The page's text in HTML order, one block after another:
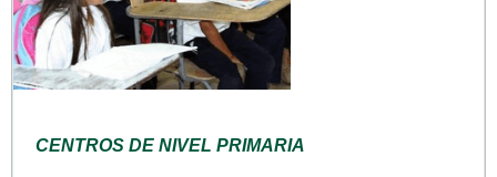
CENTROS DE NIVEL PRIMARIA